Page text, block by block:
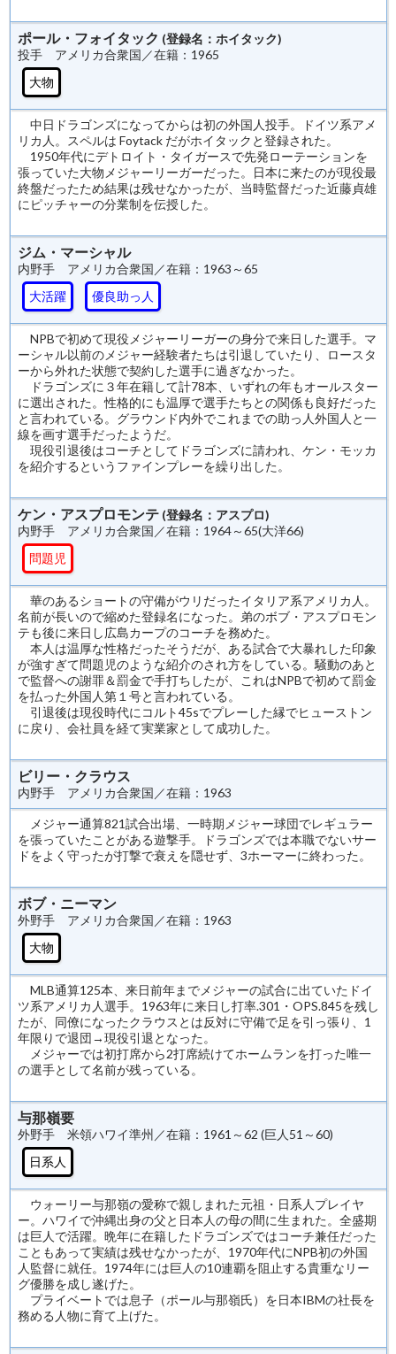
ポール・フォイタック (登録名：ホイタック)
投手 アメリカ合衆国／在籍：1965
大物
中日ドラゴンズになってからは初の外国人投手。ドイツ系アメ
リカ人。スペルは Foytack だがホイタックと登録された。
1950年代にデトロイト・タイガースで先発ローテーションを
張っていた大物メジャーリーガーだった。日本に来たのが現役最
終盤だったため結果は残せなかったが、当時監督だった近藤貞雄
にピッチャーの分業制を伝授した。
ジム・マーシャル
内野手 アメリカ合衆国／在籍：1963～65
大活躍
優良助っ人
NPBで初めて現役メジャーリーガーの身分で来日した選手。マ
ーシャル以前のメジャー経験者たちは引退していたり、ロースタ
ーから外れた状態で契約した選手に過ぎなかった。
ドラゴンズに３年在籍して計78本、いずれの年もオールスター
に選出された。性格的にも温厚で選手たちとの関係も良好だった
と言われている。グラウンド内外でこれまでの助っ人外国人と一
線を画す選手だったようだ。
現役引退後はコーチとしてドラゴンズに請われ、ケン・モッカ
を紹介するというファインプレーを繰り出した。
ケン・アスプロモンテ (登録名：アスプロ)
内野手 アメリカ合衆国／在籍：1964～65(大洋66)
問題児
華のあるショートの守備がウリだったイタリア系アメリカ人。
名前が長いので縮めた登録名になった。弟のボブ・アスプロモン
テも後に来日し広島カープのコーチを務めた。
本人は温厚な性格だったそうだが、ある試合で大暴れした印象
が強すぎて問題児のような紹介のされ方をしている。騒動のあと
で監督への謝罪＆罰金で手打ちしたが、これはNPBで初めて罰金
を払った外国人第１号と言われている。
引退後は現役時代にコルト45sでプレーした縁でヒューストン
に戻り、会社員を経て実業家として成功した。
ビリー・クラウス
内野手 アメリカ合衆国／在籍：1963
メジャー通算821試合出場、一時期メジャー球団でレギュラー
を張っていたことがある遊撃手。ドラゴンズでは本職でないサー
ドをよく守ったが打撃で衰えを隠せず、3ホーマーに終わった。
ボブ・ニーマン
外野手 アメリカ合衆国／在籍：1963
大物
MLB通算125本、来日前年までメジャーの試合に出ていたドイ
ツ系アメリカ人選手。1963年に来日し打率.301・OPS.845を残し
たが、同僚になったクラウスとは反対に守備で足を引っ張り、1
年限りで退団→現役引退となった。
メジャーでは初打席から2打席続けてホームランを打った唯一
の選手として名前が残っている。
与那嶺要
外野手 米領ハワイ準州／在籍：1961～62 (巨人51～60)
日系人
ウォーリー与那嶺の愛称で親しまれた元祖・日系人プレイヤ
ー。ハワイで沖縄出身の父と日本人の母の間に生まれた。全盛期
は巨人で活躍。晩年に在籍したドラゴンズではコーチ兼任だった
こともあって実績は残せなかったが、1970年代にNPB初の外国
人監督に就任。1974年には巨人の10連覇を阻止する貴重なリー
グ優勝を成し遂げた。
プライベートでは息子（ポール与那嶺氏）を日本IBMの社長を
務める人物に育て上げた。